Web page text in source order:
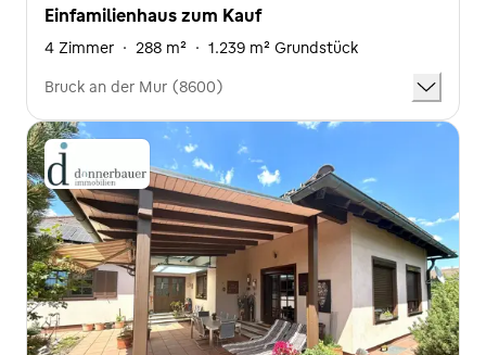
Einfamilienhaus zum Kauf
4 Zimmer · 288 m² · 1.239 m² Grundstück
Bruck an der Mur (8600)